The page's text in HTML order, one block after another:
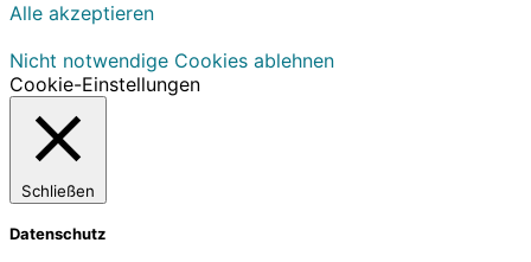
Alle akzeptieren
Nicht notwendige Cookies ablehnen
Cookie-Einstellungen
Schließen
Datenschutz